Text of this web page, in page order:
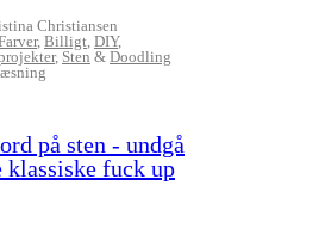
Christiansen
, Billigt DIY,
, Sten & Doodling
på sten - undgå
klassiske fuck up